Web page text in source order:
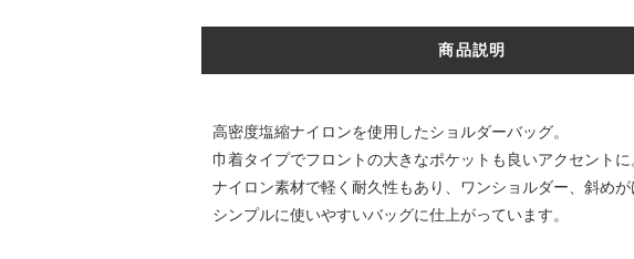
商品説明
高密度塩縮ナイロンを使用したショルダーバッグ。
巾着タイプでフロントの大きなポケットも良いアクセントに
ナイロン素材で軽く耐久性もあり、ワンショルダー、斜めが
シンプルに使いやすいバッグに仕上がっています。